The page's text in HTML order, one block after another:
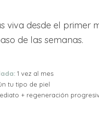
viva desde el primer
de las semanas.
1 vez al mes
tu tipo de piel
+ regeneración